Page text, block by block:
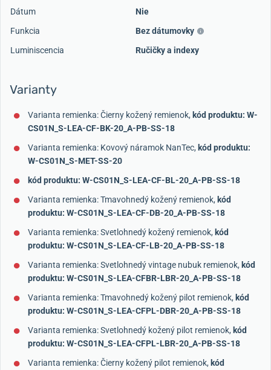
Dátum
Nie
Funkcia
Bez dátumovky
Luminiscencia
Ručičky a indexy
Varianty
Varianta remienka: Čierny kožený remienok, kód produktu: W-
CS01N_S-LEA-CF-BK-20_A-PB-SS-18
Varianta remienka: Kovový náramok NanTec, kód produktu:
W-CS01N_S-MET-SS-20
kód produktu: W-CS01N_S-LEA-CF-BL-20_A-PB-SS-18
Varianta remienka: Tmavohnedý kožený remienok, kód
produktu: W-CS01N_S-LEA-CF-DB-20_A-PB-SS-18
Varianta remienka: Svetlohnedý kožený remienok, kód
produktu: W-CS01N_S-LEA-CF-LB-20_A-PB-SS-18
Varianta remienka: Svetlohnedý vintage nubuk remienok, kód
produktu: W-CS01N_S-LEA-CFBR-LBR-20_A-PB-SS-18
Varianta remienka: Tmavohnedý kožený pilot remienok, kód
produktu: W-CS01N_S-LEA-CFPL-DBR-20_A-PB-SS-18
Varianta remienka: Svetlohnedý kožený pilot remienok, kód
produktu: W-CS01N_S-LEA-CFPL-LBR-20_A-PB-SS-18
Varianta remienka: Čierny kožený pilot remienok, kód